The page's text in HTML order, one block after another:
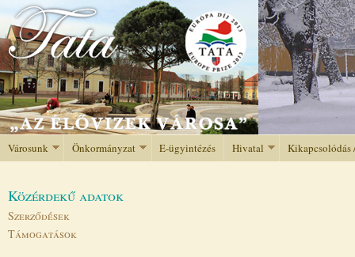
Jump to navigation
Városunk Önkormányzat E-ügyintézés Hivatal Kikapcsolódás
Közérdekű adatok
Szerződések
Támogatások